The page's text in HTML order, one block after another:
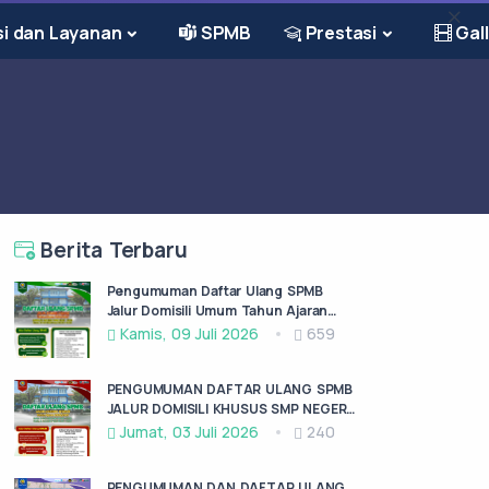
dan Layanan SPMB Prestasi
Berita Terbaru
Pengumuman Daftar Ulang SPMB
Jalur Domisili Umum Tahun Ajaran
2026/2027
Kamis, 09 Juli 2026 659
PENGUMUMAN DAFTAR ULANG SPMB
JALUR DOMISILI KHUSUS SMP NEGERI
3 KEDIRI TAHUN AJARAN 2026/2027
Jumat, 03 Juli 2026 240